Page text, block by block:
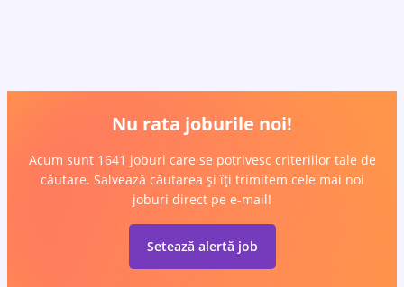
Nu rata joburile noi!
Acum sunt 1641 joburi care se potrivesc criteriilor tale de
căutare. Salvează căutarea și îți trimitem cele mai noi
joburi direct pe e-mail!
Setează alertă job